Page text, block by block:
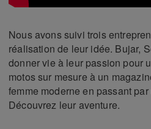
Nous avons suivi trois
réalisation de leur idée. Bujar,
donner vie à leur passion pour
motos sur mesure à un
femme moderne en passant
Découvrez leur aventure.